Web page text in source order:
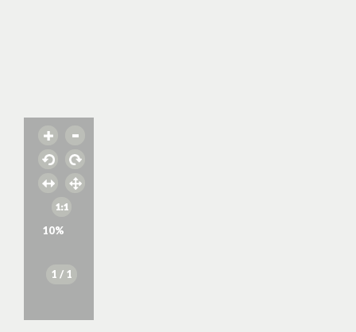
10%
1 / 1